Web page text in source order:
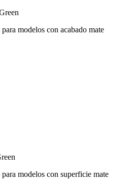
modelos con acabado mate
modelos con superficie mate